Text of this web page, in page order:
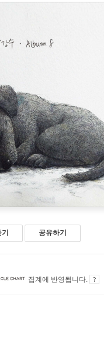
공유하기
집계에 반영됩니다.